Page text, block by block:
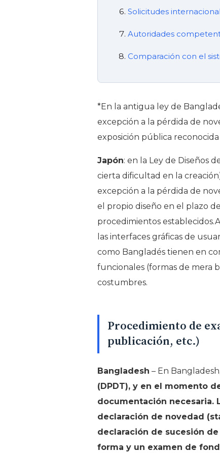
Solicitudes
Autoridades
Comparación con el
*En la antigua ley de
excepción a la pérdida de
exposición pública
Japón: en la Ley de Diseños
cierta dificultad en la
excepción a la pérdida de
el propio diseño en el plazo
procedimientos
las interfaces gráficas de
como Bangladés tienen en
funcionales (formas de mera
costumbres.
Procedimiento de
publicación, etc.)
Bangladesh – En Bangladesh
(DPDT), y en el momento
documentación necesaria.
declaración de novedad
declaración de sucesión
forma y un examen de